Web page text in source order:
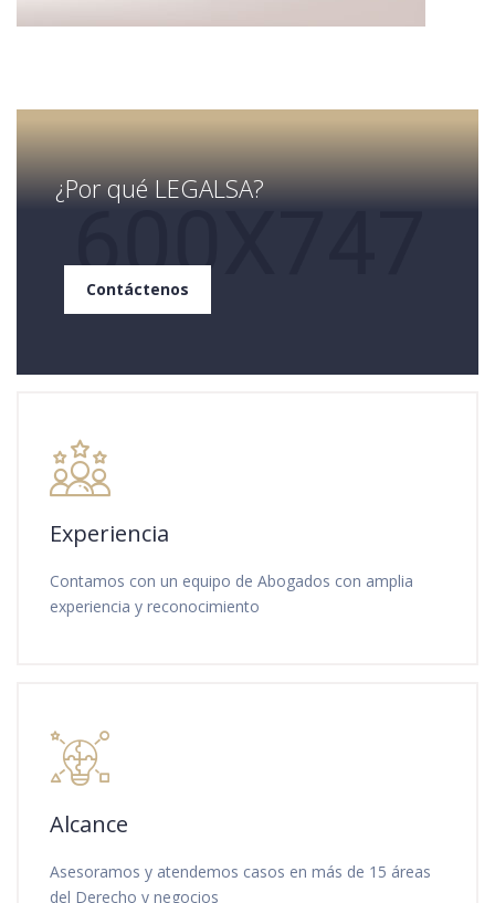
¿Por qué LEGALSA?
Contáctenos
Experiencia
Contamos con un equipo de Abogados con amplia
experiencia y reconocimiento
Alcance
Asesoramos y atendemos casos en más de 15 áreas
del Derecho y negocios